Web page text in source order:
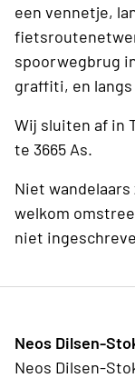
een vennetje,
spoorwegbrug
graffiti, en
Wij sluiten af in
te 3665 As.
Niet
welkom
niet
Neos Dilsen-
Neos Dilsen-